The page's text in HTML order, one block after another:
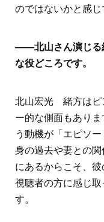
のではないかと感じ
――北山さん演じる
な役どころです。
北山宏光 緒方はピ
ー的な側面もあり
う動機が「エピソ
身の過去や妻との
にあるからこそ、
視聴者の方に感じ
す。